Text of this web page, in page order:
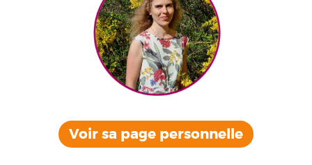
Voir sa page personnelle